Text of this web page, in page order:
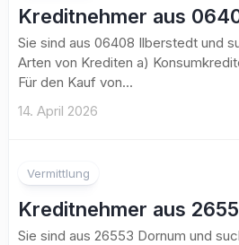
Kreditnehmer aus
Sie sind aus 06408 Ilberstedt und
Arten von Krediten a)
Für den Kauf von...
14. April 2026
Vermittlung
Kreditnehmer aus
Sie sind aus 26553 Dornum und